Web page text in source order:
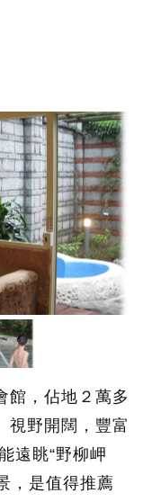
館，佔地２萬多
視野開闊，豐富
眺“野柳岬
，是值得推薦